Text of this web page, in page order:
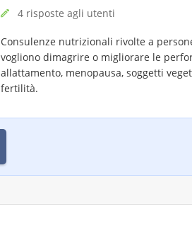
4 risposte agli utenti
Consulenze nutrizionali rivolte a
vogliono dimagrire o migliorare le
allattamento, menopausa, soggetti
fertilità.